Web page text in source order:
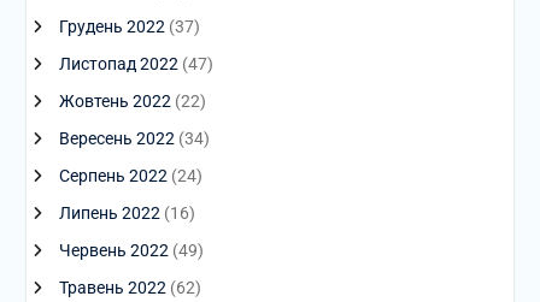
Грудень 2022 (37)
Листопад 2022 (47)
Жовтень 2022 (22)
Вересень 2022 (34)
Серпень 2022 (24)
Липень 2022 (16)
Червень 2022 (49)
Травень 2022 (62)